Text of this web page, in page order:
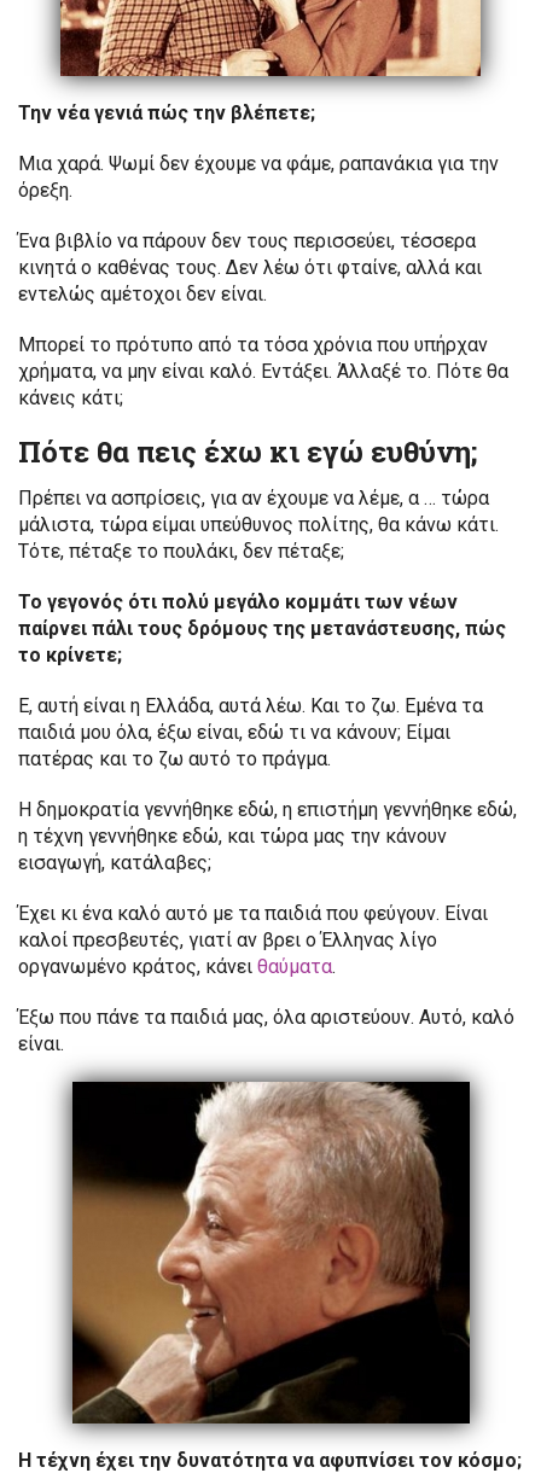
Την νέα γενιά πώς την βλέπετε;
Μια χαρά. Ψωμί δεν έχουμε να φάμε, ραπανάκια για την
όρεξη.
Ένα βιβλίο να πάρουν δεν τους περισσεύει, τέσσερα
κινητά ο καθένας τους. Δεν λέω ότι φταίνε, αλλά και
εντελώς αμέτοχοι δεν είναι.
Μπορεί το πρότυπο από τα τόσα χρόνια που υπήρχαν
χρήματα, να μην είναι καλό. Εντάξει. Άλλαξέ το. Πότε θα
κάνεις κάτι;
Πότε θα πεις έχω κι εγώ ευθύνη;
Πρέπει να ασπρίσεις, για αν έχουμε να λέμε, α … τώρα
μάλιστα, τώρα είμαι υπεύθυνος πολίτης, θα κάνω κάτι.
Τότε, πέταξε το πουλάκι, δεν πέταξε;
Το γεγονός ότι πολύ μεγάλο κομμάτι των νέων
παίρνει πάλι τους δρόμους της μετανάστευσης, πώς
το κρίνετε;
Ε, αυτή είναι η Ελλάδα, αυτά λέω. Και το ζω. Εμένα τα
παιδιά μου όλα, έξω είναι, εδώ τι να κάνουν; Είμαι
πατέρας και το ζω αυτό το πράγμα.
Η δημοκρατία γεννήθηκε εδώ, η επιστήμη γεννήθηκε εδώ,
η τέχνη γεννήθηκε εδώ, και τώρα μας την κάνουν
εισαγωγή, κατάλαβες;
Έχει κι ένα καλό αυτό με τα παιδιά που φεύγουν. Είναι
καλοί πρεσβευτές, γιατί αν βρει ο Έλληνας λίγο
οργανωμένο κράτος, κάνει θαύματα.
Έξω που πάνε τα παιδιά μας, όλα αριστεύουν. Αυτό, καλό
είναι.
Η τέχνη έχει την δυνατότητα να αφυπνίσει τον κόσμο;